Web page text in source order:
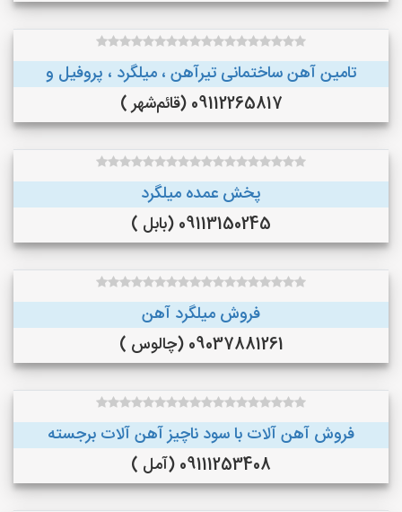
تامین آهن ساختمانی تیرآهن ، میلگرد ، پروفیل و
09112265817 (قائم‌شهر )
پخش عمده میلگرد
09113150245 (بابل )
فروش میلگرد آهن
09037881261 (چالوس )
فروش آهن آلات با سود ناچیز آهن آلات برجسته
09111253408 (آمل )